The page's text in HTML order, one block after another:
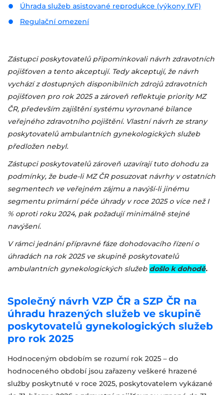
Úhrada služeb asistované reprodukce (výkony IVF)
Regulační omezení
Zástupci poskytovatelů připomínkovali návrh zdravotních
pojišťoven a tento akceptují. Tedy akceptují, že návrh
vychází z dostupných disponibilních zdrojů zdravotních
pojišťoven pro rok 2025 a zároveň reflektuje priority MZ
ČR, především zajištění systému vyrovnané bilance
veřejného zdravotního pojištění. Vlastní návrh ze strany
poskytovatelů ambulantních gynekologických služeb
předložen nebyl.
Zástupci poskytovatelů zároveň uzavírají tuto dohodu za
podmínky, že bude-li MZ ČR posuzovat návrhy v ostatních
segmentech ve veřejném zájmu a navýší-li jinému
segmentu primární péče úhrady v roce 2025 o více než I
% oproti roku 2024, pak požadují minimálně stejné
navýšení.
V rámci jednání přípravné fáze dohodovacího řízení o
úhradách na rok 2025 ve skupině poskytovatelů
ambulantních gynekologických služeb došlo k dohodě.
Společný návrh VZP ČR a SZP ČR na
úhradu hrazených služeb ve skupině
poskytovatelů gynekologických služeb
pro rok 2025
Hodnoceným obdobím se rozumí rok 2025 – do
hodnoceného období jsou zařazeny veškeré hrazené
služby poskytnuté v roce 2025, poskytovatelem vykázané